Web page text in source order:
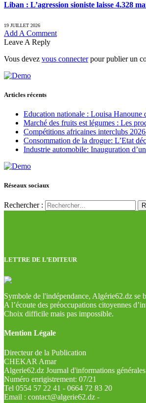
Liban : L’agression sioniste laisse 4.328
19 JUILLET 2026
Add A Comment
Leave A Reply
Vous devez vous connecterpour publier un
Articles récents
Education nationale : Louisa Hanoune
Marché des fruits est légumes : Les
Compétitions africaines interclubs
Consommation de la drogue: L’Etat
Industrie automobile: Inauguration
Réseaux sociaux
Rechercher :
LETTRE DE L’EDITEUR
Symbole de l'indépendance, Algérie62.dz se
A l’écoute des préoccupations citoyennes
Choix difficile mais pas impossible.
Mention Légale
Directeur de la Publication
CHEKAR Amar
Algerie62.dz Journal d'informations
Numéro enrigistrement: 07/21
Tel 0554 57 22 41 - 0664 72 83 20
Email : contact@algerie62.dz -